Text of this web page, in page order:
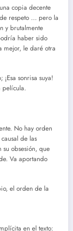
copia decente
respeto … pero la
y brutalmente
haber sido
mejor, le daré otra
sonrisa suya!
película.
No hay orden
de las
su obsesión, que
Va aportando
el orden de la
en el texto: